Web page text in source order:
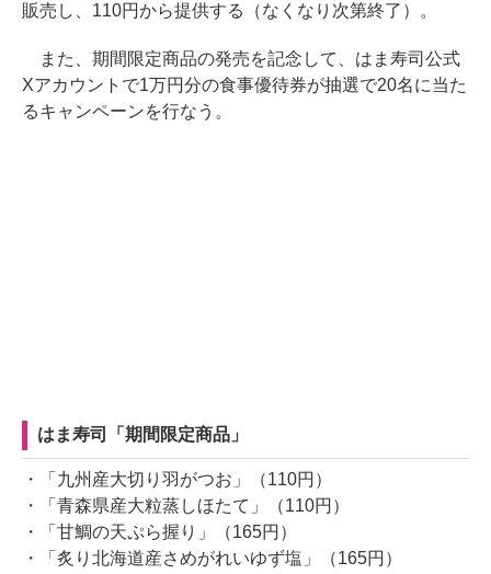
販売し、110円から提供する（なくなり次第終了）。
また、期間限定商品の発売を記念して、はま寿司公式
Xアカウントで1万円分の食事優待券が抽選で20名に当た
るキャンペーンを行なう。
はま寿司「期間限定商品」
・「九州産大切り羽がつお」（110円）
・「青森県産大粒蒸しほたて」（110円）
・「甘鯛の天ぷら握り」（165円）
・「炙り北海道産さめがれいゆず塩」（165円）